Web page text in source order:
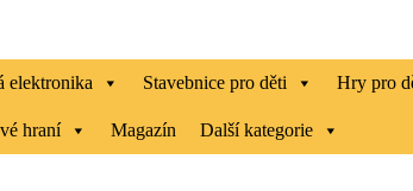
elektronika Stavebnice pro děti Hry pro
hraní Magazín Další kategorie